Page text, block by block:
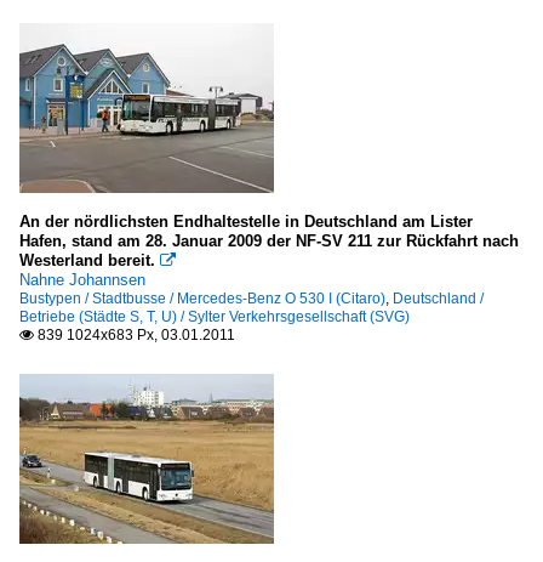
An der nördlichsten Endhaltestelle in Deutschland am Lister
Hafen, stand am 28. Januar 2009 der NF-SV 211 zur Rückfahrt nach
Westerland bereit. 
Nahne Johannsen
Bustypen / Stadtbusse / Mercedes-Benz O 530 I (Citaro), Deutschland /
Betriebe (Städte S, T, U) / Sylter Verkehrsgesellschaft (SVG)
 839 1024x683 Px, 03.01.2011